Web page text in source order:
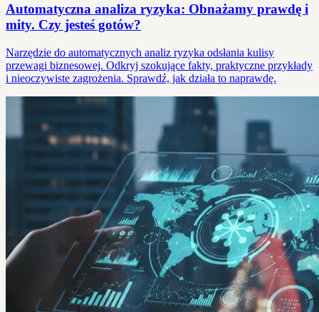
Automatyczna analiza ryzyka: Obnażamy prawdę i
mity. Czy jesteś gotów?
Narzędzie do automatycznych analiz ryzyka odsłania kulisy
przewagi biznesowej. Odkryj szokujące fakty, praktyczne przykłady
i nieoczywiste zagrożenia. Sprawdź, jak działa to naprawdę.